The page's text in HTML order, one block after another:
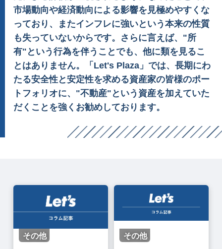
市場動向や経済動向による影響を見極めやすくな
っており、またインフレに強いという本来の性質
も失っていないからです。さらに言えば、"所
有"という行為を伴うことでも、他に類を見るこ
とはありません。「Let's Plaza」では、長期にわ
たる安全性と安定性を求める資産家の皆様のポー
トフォリオに、"不動産"という資産を加えていた
だくことを強くお勧めしております。
その他 その他